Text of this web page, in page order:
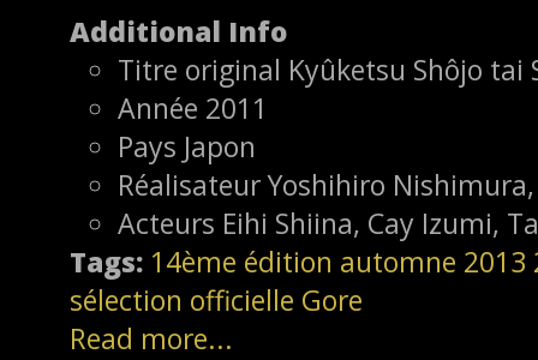
Additional Info
Titre original Kyûketsu Shôjo tai
Année 2011
Pays Japon
RéalisateurYoshihiro
Acteurs Eihi Shiina, Cay Izumi,
Tags: 14ème édition automne 2013
sélection officielle Gore
Read more...